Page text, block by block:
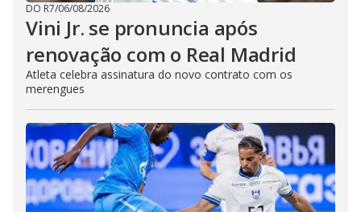
DO R7/06/08/2026
Vini Jr. se pronuncia após
renovação com o Real Madrid
Atleta celebra assinatura do novo contrato com os
merengues